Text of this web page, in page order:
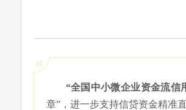
“全国中小微企业资金流信
章”，进一步支持信贷资金精准